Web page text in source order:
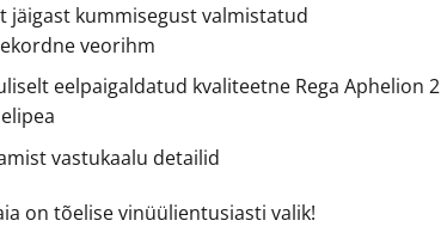
jäigast kummisegust valmistatud
veorihm
eelpaigaldatud kvaliteetne Rega Aphelion 2
vastukaalu detailid
on tõelise vinüülientusiasti valik!